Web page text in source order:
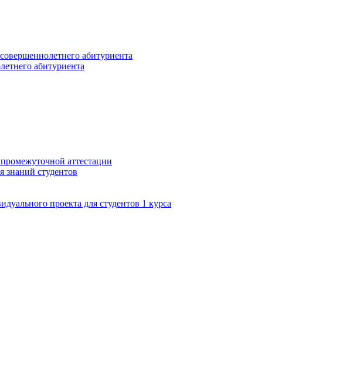
абитуриента
абитуриента
аттестации
знаний студентов
проекта для студентов 1 курса